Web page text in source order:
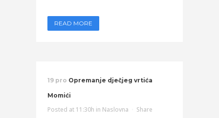
READ MORE
19 pro Opremanje dječjeg vrtića
Momići
Posted at 11:30h in Naslovna Share